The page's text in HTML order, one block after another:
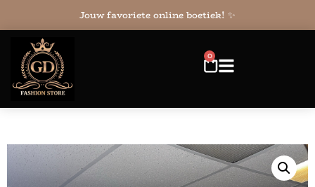
Jouw favoriete online boetiek! ✨
0